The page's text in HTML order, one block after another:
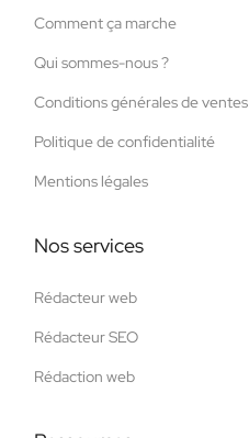
Comment ça marche
Qui sommes-nous ?
Conditions générales de ventes
Politique de confidentialité
Mentions légales
Nos services
Rédacteur web
Rédacteur SEO
Rédaction web